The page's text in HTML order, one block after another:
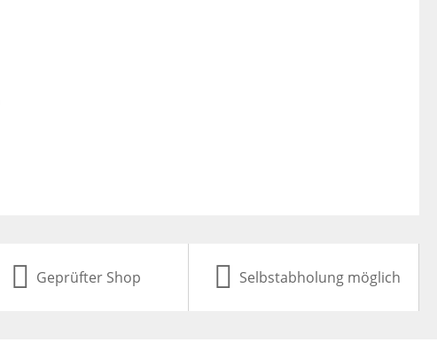
Geprüfter Shop Selbstabholung möglich